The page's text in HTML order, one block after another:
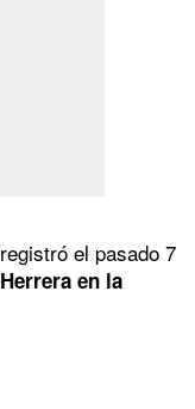
el pasado 7
en la